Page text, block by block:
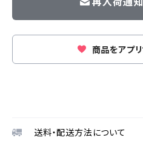
商品をアプ
送料・配送方法について